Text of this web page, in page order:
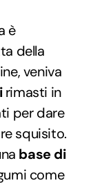
è
della
veniva
rimasti in
per dare
squisito.
base di
come